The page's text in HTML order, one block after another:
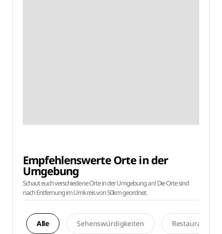
Empfehlenswerte Orte in der
Umgebung
Schaut euch verschiedene Orte in der Umgebung an! Die Orte sind
nach Entfernung im Umkreis von 50km geordnet.
Alle Sehenswürdigkeiten Restaurants